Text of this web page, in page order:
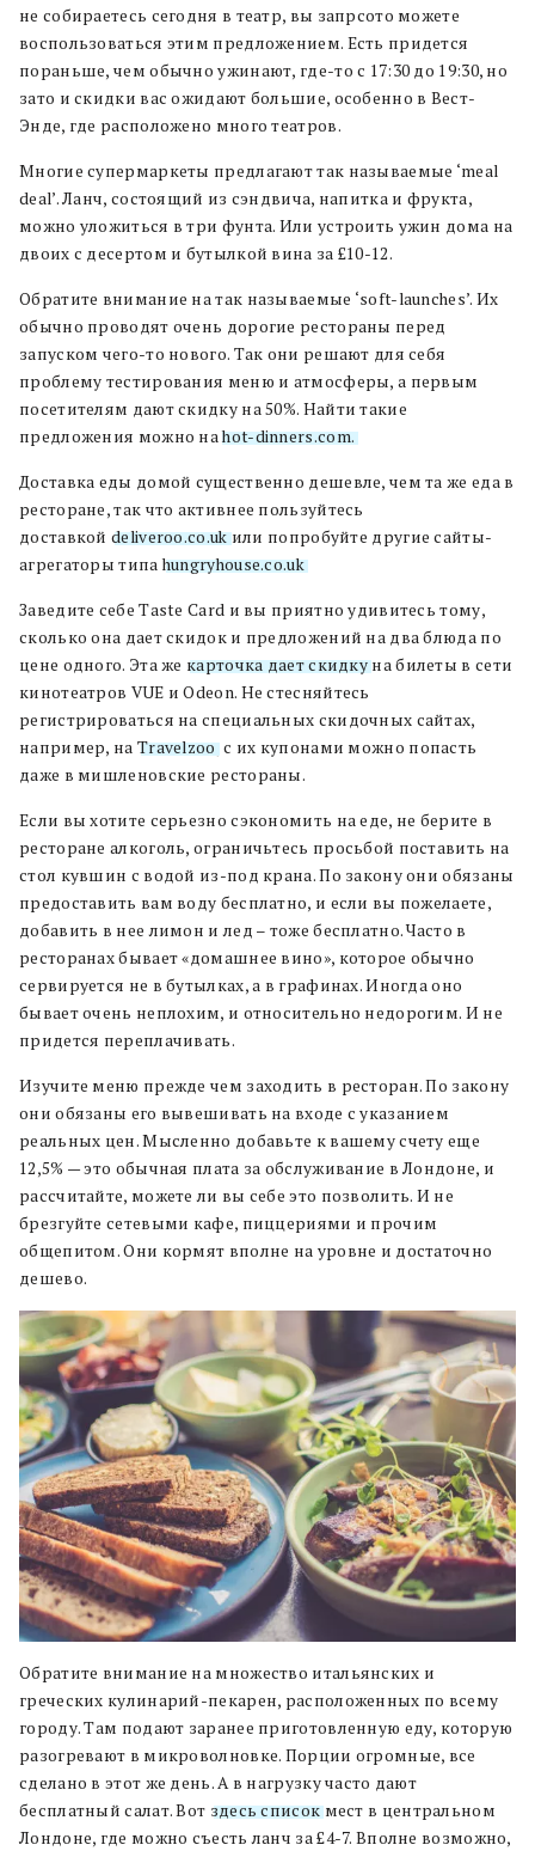
не собираетесь сегодня в театр, вы запрсото можете
воспользоваться этим предложением. Есть придется
пораньше, чем обычно ужинают, где-то с 17:30 до 19:30, но
зато и скидки вас ожидают большие, особенно в Вест-
Энде, где расположено много театров.
Многие супермаркеты предлагают так называемые ‘meal
deal’. Ланч, состоящий из сэндвича, напитка и фрукта,
можно уложиться в три фунта. Или устроить ужин дома на
двоих с десертом и бутылкой вина за £10-12.
Обратите внимание на так называемые ‘soft-launches’. Их
обычно проводят очень дорогие рестораны перед
запуском чего-то нового. Так они решают для себя
проблему тестирования меню и атмосферы, а первым
посетителям дают скидку на 50%. Найти такие
предложения можно наhot-dinners.com.
Доставка еды домой существенно дешевле, чем та же еда в
ресторане, так что активнее пользуйтесь
доставкойdeliveroo.co.ukили попробуйте другие сайты-
агрегаторы типаhungryhouse.co.uk.
Заведите себе Taste Card и вы приятно удивитесь тому,
сколько она дает скидок и предложений на два блюда по
цене одного. Эта же карточка дает скидкуна билеты в сети
кинотеатров VUE и Odeon. Не стесняйтесь
регистрироваться на специальных скидочных сайтах,
например, на Travelzoo, с их купонами можно попасть
даже в мишленовские рестораны.
Если вы хотите серьезно сэкономить на еде, не берите в
ресторане алкоголь, ограничьтесь просьбой поставить на
стол кувшин с водой из-под крана. По закону они обязаны
предоставить вам воду бесплатно, и если вы пожелаете,
добавить в нее лимон и лед – тоже бесплатно. Часто в
ресторанах бывает «домашнее вино», которое обычно
сервируется не в бутылках, а в графинах. Иногда оно
бывает очень неплохим, и относительно недорогим. И не
придется переплачивать.
Изучите меню прежде чем заходить в ресторан. По закону
они обязаны его вывешивать на входе с указанием
реальных цен. Мысленно добавьте к вашему счету еще
12,5% — это обычная плата за обслуживание в Лондоне, и
рассчитайте, можете ли вы себе это позволить. И не
брезгуйте сетевыми кафе, пиццериями и прочим
общепитом. Они кормят вполне на уровне и достаточно
дешево.
Обратите внимание на множество итальянских и
греческих кулинарий-пекарен, расположенных по всему
городу. Там подают заранее приготовленную еду, которую
разогревают в микроволновке. Порции огромные, все
сделано в этот же день. А в нагрузку часто дают
бесплатный салат. Вот здесь списокмест в центральном
Лондоне, где можно съесть ланч за £4-7. Вполне возможно,